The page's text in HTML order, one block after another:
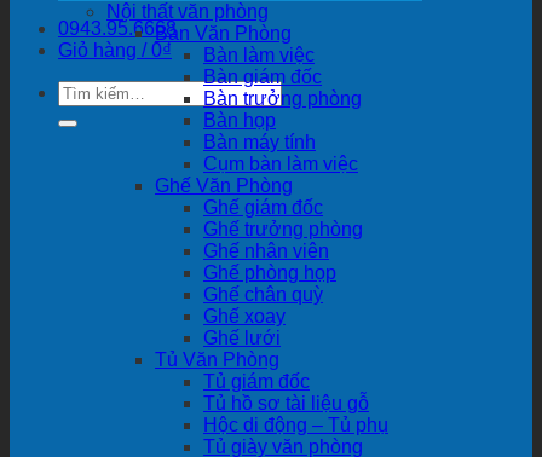
0943.95.6668
Giỏ hàng /0₫
Tìm
kiếm:
Nội thất văn phòng
Bàn Văn Phòng
Bàn làm việc
Bàn giám đốc
Bàn trưởng phòng
Bàn họp
Bàn máy tính
Cụm bàn làm việc
Ghế Văn Phòng
Ghế giám đốc
Ghế trưởng phòng
Ghế nhân viên
Ghế phòng họp
Ghế chân quỳ
Ghế xoay
Ghế lưới
Tủ Văn Phòng
Tủ giám đốc
Tủ hồ sơ tài liệu gỗ
Hộc di động – Tủ phụ
Tủ giày văn phòng